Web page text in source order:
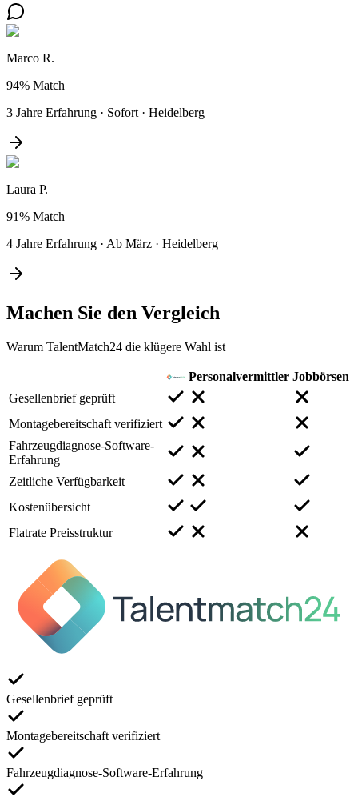
Marco R.
94% Match
3 Jahre Erfahrung · Sofort · Heidelberg
Laura P.
91% Match
4 Jahre Erfahrung · Ab März · Heidelberg
Machen Sie den Vergleich
Warum TalentMatch24 die klügere Wahl ist
Personalvermittler Jobbörsen
Gesellenbrief geprüft
Montagebereitschaft verifiziert
Fahrzeugdiagnose-Software-
Erfahrung
Zeitliche Verfügbarkeit
Kostenübersicht
Flatrate Preisstruktur
Gesellenbrief geprüft
Montagebereitschaft verifiziert
Fahrzeugdiagnose-Software-Erfahrung